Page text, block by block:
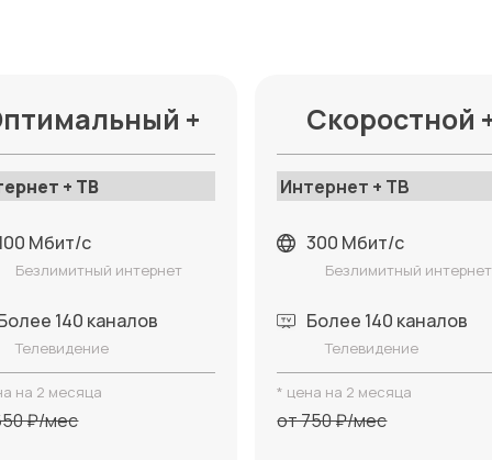
+
+ ТВ
Мбит/с
Безлимитный интернет
140 каналов
Телевидение
на 2 месяца
₽/мес
Скоростной
Интернет + ТВ
300 Мбит/с
Безлимитный интернет
Более 140 каналов
Телевидение
* цена на 2 месяца
от 750 ₽/мес